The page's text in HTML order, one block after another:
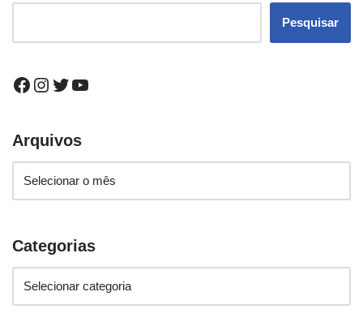
Pesquisar
Arquivos
Categorias